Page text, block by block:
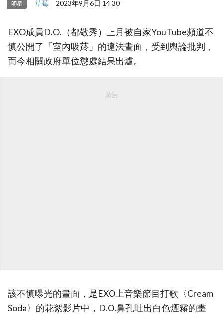
明星 草莓 2023年9月6日 14:30
EXO成員D.O.（都敬秀）上月被自家YouTube頻道不
慎公開了「室內吸菸」的違法畫面，受到輿論批判，
而今相關政府單位懲處結果出爐。
廣告
該不慎曝光的畫面，是EXO上音樂節目打歌〈Cream
Soda〉的花絮影片中，D.O.鼻孔吐出白色煙霧的畫